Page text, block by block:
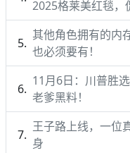
2025格莱美红毯
其他角色拥有的内
也必须要有！
11月6日：川普胜
老爹黑料！
王子路上线，一位
身